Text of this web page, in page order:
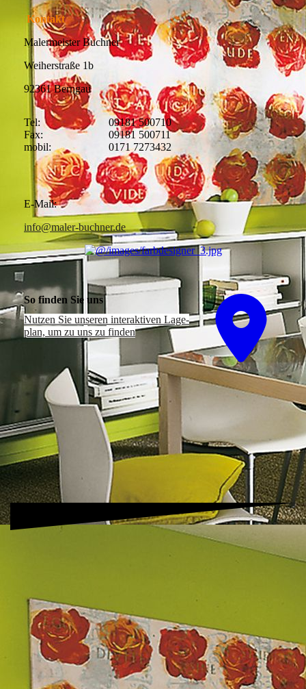
Kontakt
Malermeister Buchner
Weiherstraße 1b
92361 Berngau
Tel:
Fax:
mobil:
09181 500710
09181 500711
0171 7273432
E-Mail:
info@maler-buchner.de
So finden Sie uns
Nutzen Sie unseren interaktiven La­ge­
plan, um zu uns zu finden